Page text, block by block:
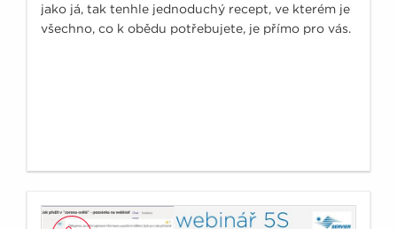
jako já, tak tenhle jednoduchý recept, ve kterém je
všechno, co k obědu potřebujete, je přímo pro vás.